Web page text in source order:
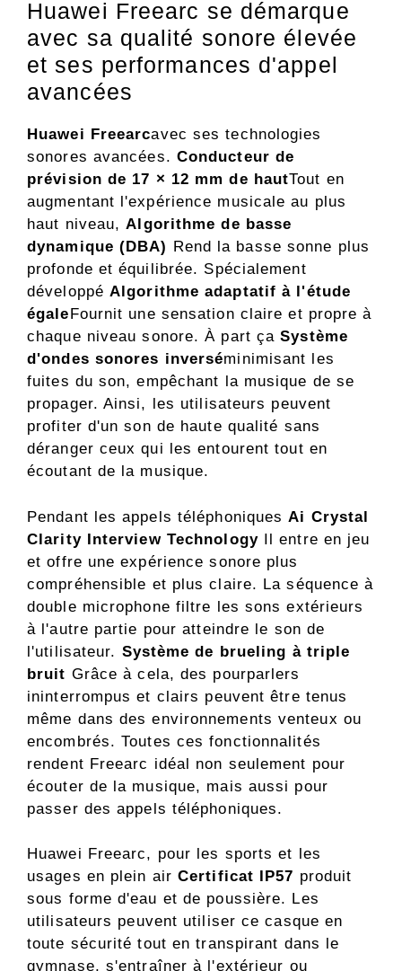
Huawei Freearc se démarque
avec sa qualité sonore élevée
et ses performances d'appel
avancées
Huawei Freearcavec ses technologies
sonores avancées. Conducteur de
prévision de 17 × 12 mm de hautTout en
augmentant l'expérience musicale au plus
haut niveau,Algorithme de basse
dynamique (DBA)
Rend la basse sonne plus
profonde et équilibrée. Spécialement
développé Algorithme adaptatif à l'étude
égale Fournit une sensation claire et propre à
chaque niveau sonore. À part çaSystème
d'ondes sonores inverséminimisant les
fuites du son, empêchant la musique de se
propager. Ainsi, les utilisateurs peuvent
profiter d'un son de haute qualité sans
déranger ceux qui les entourent tout en
écoutant de la musique.
Pendant les appels téléphoniquesAi Crystal
Clarity Interview TechnologyIl entre en jeu
et offre une expérience sonore plus
compréhensible et plus claire. La séquence à
double microphone filtre les sons extérieurs
à l'autre partie pour atteindre le son de
l'utilisateur. Système de brueling à triple
bruit Grâce à cela, des pourparlers
ininterrompus et clairs peuvent être tenus
même dans des environnements venteux ou
encombrés. Toutes ces fonctionnalités
rendent Freearc idéal non seulement pour
écouter de la musique, mais aussi pour
passer des appels téléphoniques.
Huawei Freearc, pour les sports et les
usages en plein airCertificat IP57 produit
sous forme d'eau et de poussière. Les
utilisateurs peuvent utiliser ce casque en
toute sécurité tout en transpirant dans le
gymnase, s'entraîner à l'extérieur ou